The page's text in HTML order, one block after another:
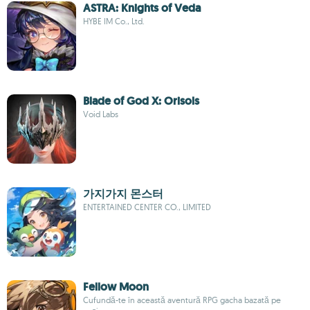
ASTRA: Knights of Veda
HYBE IM Co., Ltd.
Blade of God X: Orisols
Void Labs
가지가지 몬스터
ENTERTAINED CENTER CO., LIMITED
Fellow Moon
Cufundă-te în această aventură RPG gacha bazată pe